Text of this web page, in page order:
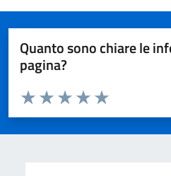
Quanto sono chiare le
pagina?
Domanda
Valuta da 1 a 5 stelle la pagina
Valuta 5 stelle
Valuta 4 stelle su 5
Valuta 3 stelle su 5
Valuta 2 stelle su 5
Valuta 1 stelle su 5